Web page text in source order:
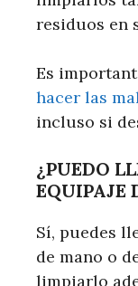
residuos en
Es
hacer las
incluso si
¿PUEDO
EQUIPAJE
Sí, puedes
de mano o
limpiarlo